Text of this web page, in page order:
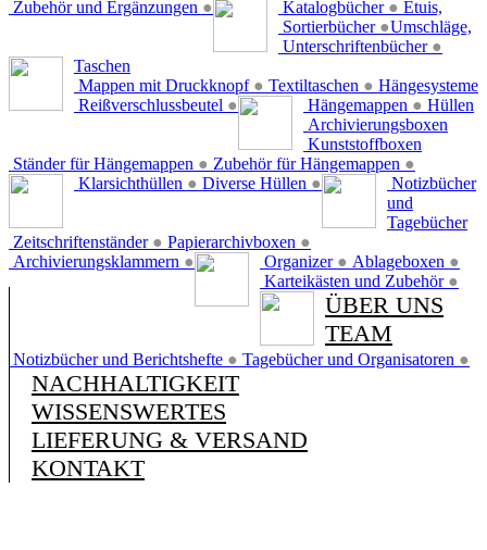
Zubehör und Ergänzungen ●
Katalogbücher ●
Sortierbücher ●
Unterschriftenbücher ●
Etuis,
Umschläge,
Taschen
Mappen mit Druckknopf ● Textiltaschen ●
Reißverschlussbeutel ●
Hängesysteme
Hängemappen ●
Ständer für Hängemappen ● Zubehör für Hängemappen ●
Hüllen
Klarsichthüllen ● Diverse Hüllen ●
Archivierungsboxen
Zeitschriftenständer ● Papierarchivboxen ●
Archivierungsklammern ●
Kunststoffboxen
Organizer ● Ablageboxen ●
Karteikästen und Zubehör ●
Notizbücher
und
Tagebücher
Notizbücher und Berichtshefte ● Tagebücher und Organisatoren ●
ÜBER UNS
TEAM
NACHHALTIGKEIT
WISSENSWERTES
LIEFERUNG & VERSAND
KONTAKT